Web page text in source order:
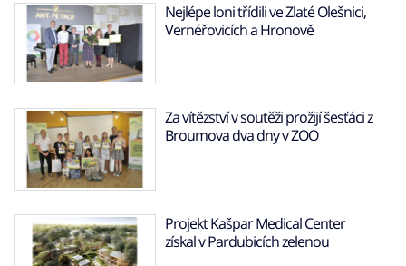
Nejlépe loni třídili ve Zlaté Olešnici,
Vernéřovicích a Hronově
Za vítězství v soutěži prožijí šesťáci z
Broumova dva dny v ZOO
Projekt Kašpar Medical Center
získal v Pardubicích zelenou